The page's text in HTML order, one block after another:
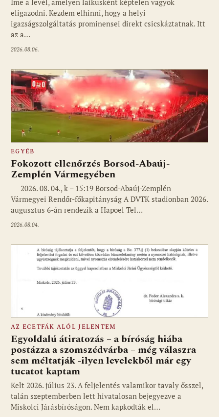
Ime a levél, amelyen laikusként képtelen vagyok
eligazodni. Kezdem elhinni, hogy a helyi
igazságszolgáltatás prominensei direkt csicskáztatnak. Itt
az a…
2026.08.06.
EGYÉB
Fokozott ellenőrzés Borsod-Abaúj-
Zemplén Vármegyében
2026. 08. 04., k – 15:19 Borsod-Abaúj-Zemplén
Vármegyei Rendőr-főkapitányság A DVTK stadionban 2026.
augusztus 6-án rendezik a Hapoel Tel…
2026.08.04.
AZ ECETFÁK ALÓL JELENTEM
Egyoldalú átiratozás – a bíróság hiába
postázza a szomszédvárba – még válaszra
sem méltatják -ilyen levelekből már egy
tucatot kaptam
Kelt 2026. július 23. A feljelentés valamikor tavaly ősszel,
talán szeptemberben lett hivatalosan bejegyezve a
Miskolci Járásbíróságon. Nem kapkodták el…